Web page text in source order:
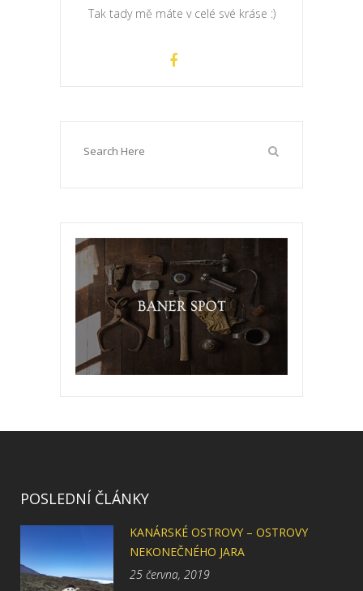
Tak tady mě máte v celé své kráse :)
POSLEDNÍ ČLÁNKY
KANÁRSKÉ OSTROVY – OSTROVY
NEKONEČNÉHO JARA
25 června, 2019